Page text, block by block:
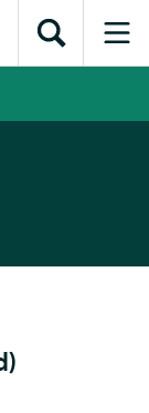
naar
Toon
zoekveld